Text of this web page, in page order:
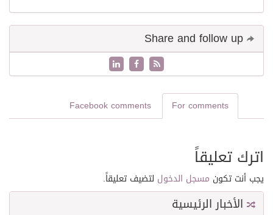
For comments
Facebook comments
اترك تعليقاً
يجب أنت تكون مسجل الدخول لتضيف تعليقاً.
الأخبار الرئيسية